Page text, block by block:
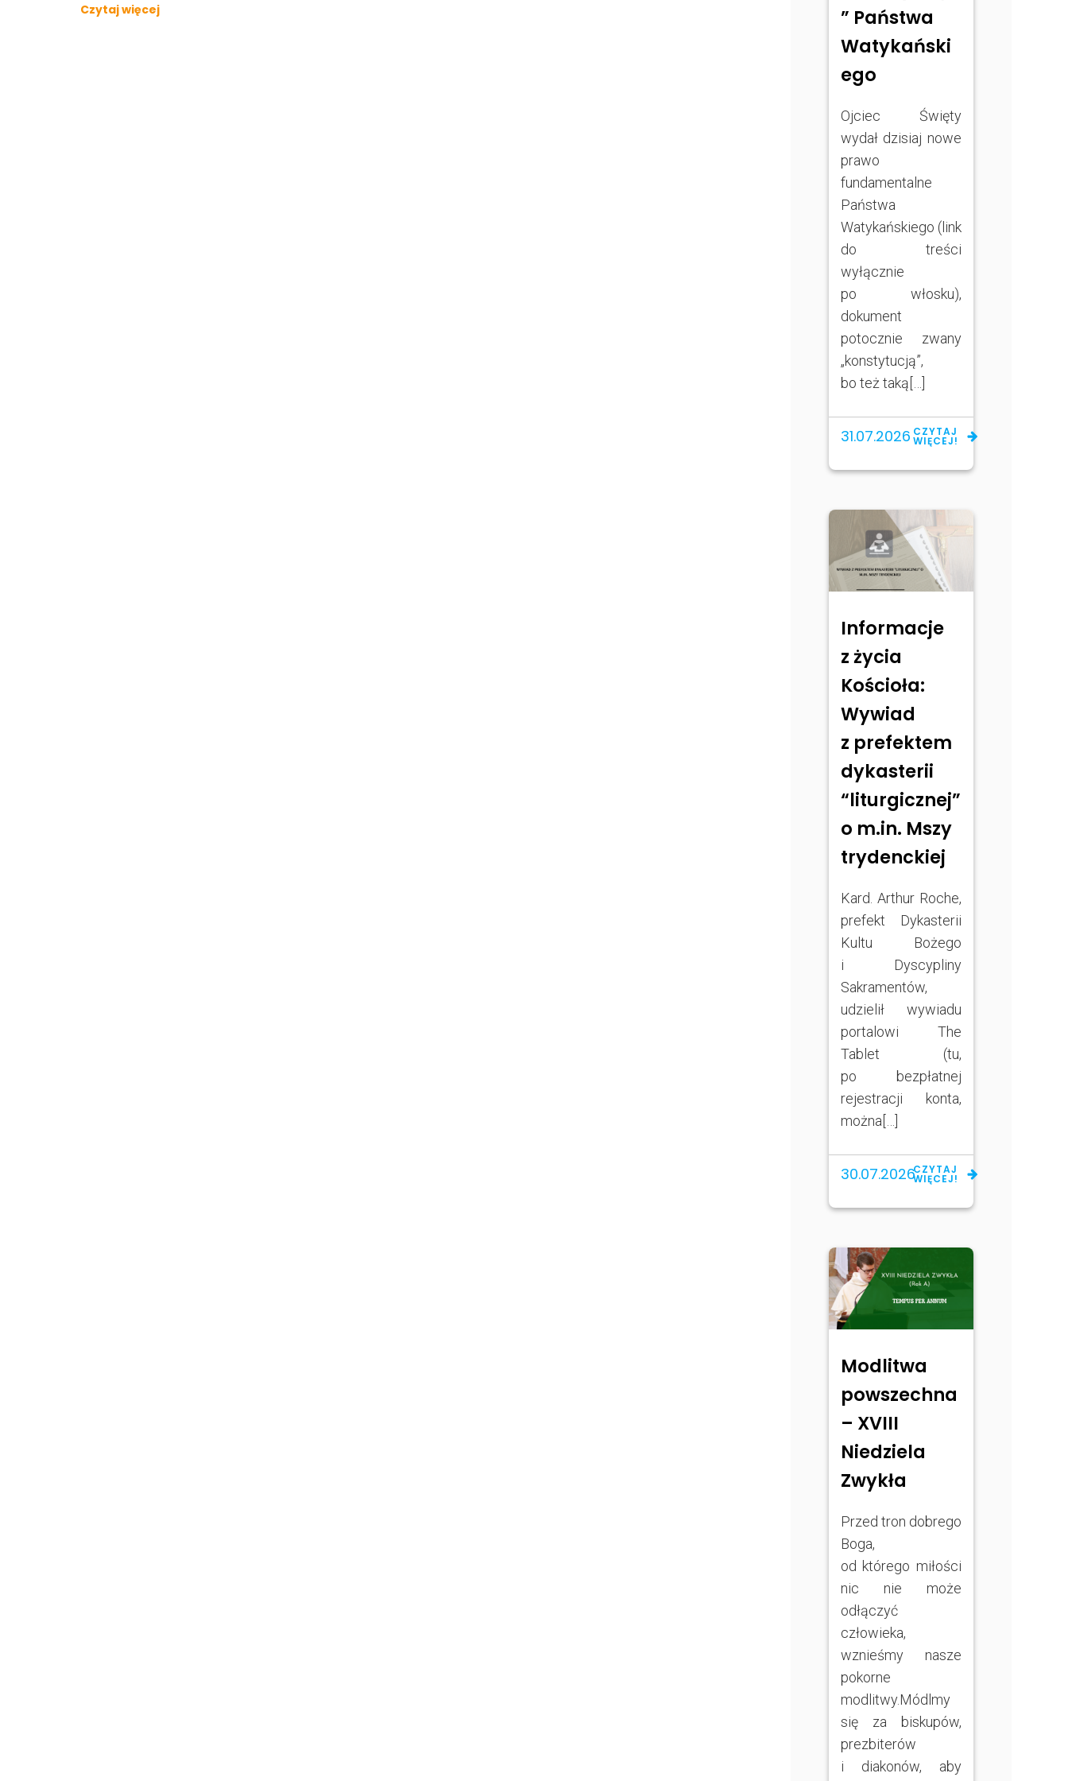
Czytaj więcej
” Państwa
Watykański
ego
Ojciec Święty
wydał dzisiaj nowe
prawo
fundamentalne
Państwa
Watykańskiego (link
do treści
wyłącznie
po włosku),
dokument
potocznie zwany
„konstytucją”,
bo też taką[…]
31.07.2026 CZYTAJ
WIĘCEJ!
Informacje
z życia
Kościoła:
Wywiad
z prefektem
dykasterii
“liturgicznej”
o m.in. Mszy
trydenckiej
Kard. Arthur Roche,
prefekt Dykasterii
Kultu Bożego
i Dyscypliny
Sakramentów,
udzielił wywiadu
portalowi The
Tablet (tu,
po bezpłatnej
rejestracji konta,
można[…]
30.07.2026CZYTAJ
WIĘCEJ!
Modlitwa
powszechna
– XVIII
Niedziela
Zwykła
Przed tron dobrego
Boga,
od którego miłości
nic nie może
odłączyć
człowieka,
wznieśmy nasze
pokorne
modlitwy.Módlmy
się za biskupów,
prezbiterów
i diakonów, aby